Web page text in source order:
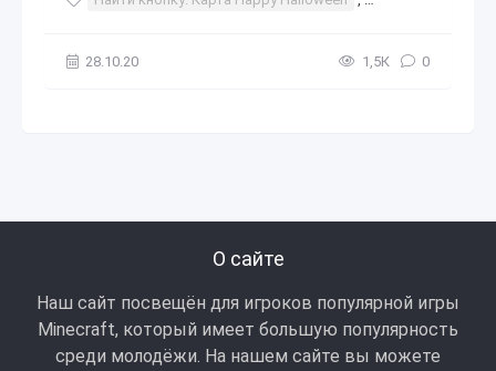
28.10.20 1,5К 0
О сайте
Наш сайт посвещён для игроков популярной игры
Minecraft, который имеет большую популярность
среди молодёжи. На нашем сайте вы можете